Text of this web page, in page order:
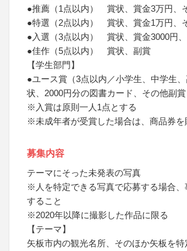
●推薦（1点以内） 賞状、賞金3万円、
●特選（2点以内） 賞状、賞金1万円、
●入選（3点以内） 賞状、賞金3000円
●佳作（5点以内） 賞状、副賞
【学生部門】
●ユース賞（3点以内／小学生、中学生
状、2000円分の図書カード、その他副賞
※入賞は原則一人1点とする
※未成年者が受賞した場合は、商品券を
募集内容
テーマにそった未発表の写真
※人を特定できる写真で応募する場合
すること
※2020年以降に撮影した作品に限る
【テーマ】
矢板市内の観光名所、そのほか矢板を